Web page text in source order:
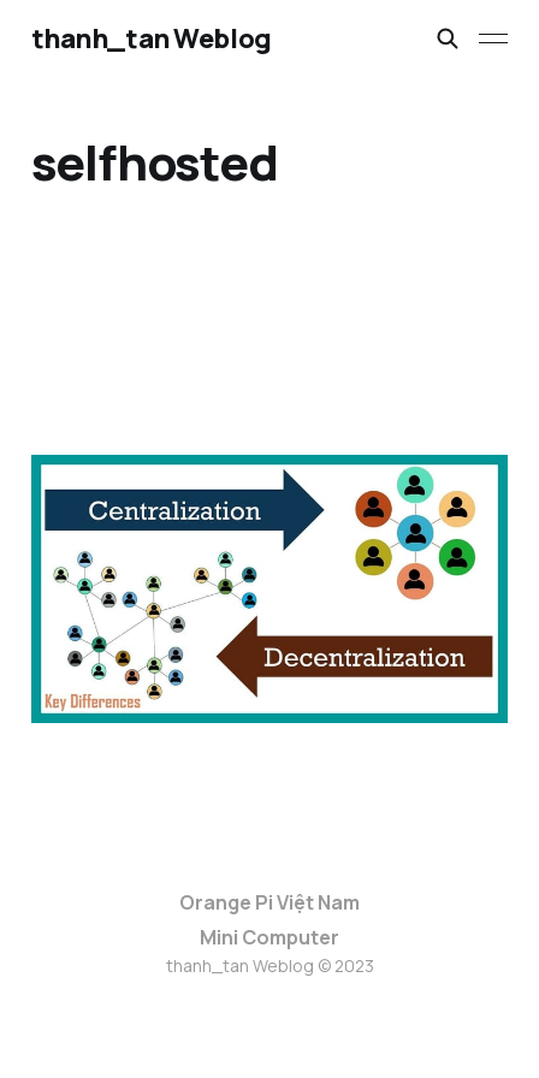
thanh_tan Weblog
selfhosted
Khái niệm về Phi tập
trung hóa
13 Thg 11 2023 8 min read
Orange Pi Việt Nam
Mini Computer
thanh_tan Weblog © 2023